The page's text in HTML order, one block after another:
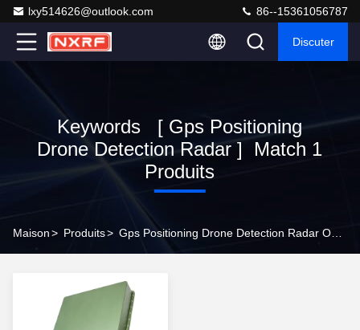
lxy514626@outlook.com 86--15361056787
Discuter
Keywords [ Gps Positioning
Drone Detection Radar ] Match 1
Produits
Maison> Produits>